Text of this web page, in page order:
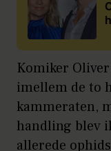
Komiker
imellem de to
kammeraten,
handling blev
allerede